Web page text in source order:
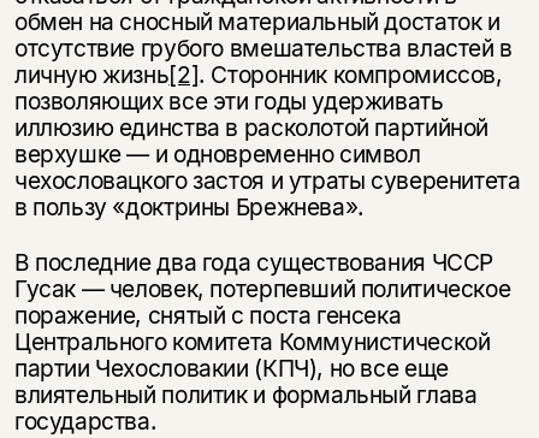
обмен на сносный материальный достаток и
отсутствие грубого вмешательства властей в
личную жизнь[2]. Сторонник компромиссов,
позволяющих все эти годы удерживать
иллюзию единства в расколотой партийной
верхушке — и одновременно символ
чехословацкого застоя и утраты суверенитета
в пользу «доктрины Брежнева».
В последние два года существования ЧССР
Гусак — человек, потерпевший политическое
поражение, снятый с поста генсека
Центрального комитета Коммунистической
партии Чехословакии (КПЧ), но все еще
влиятельный политик и формальный глава
государства.